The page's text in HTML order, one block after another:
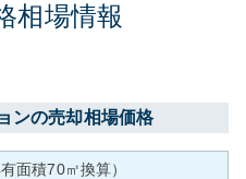
相場情報
ンの売却相場価格
面積70㎡換算）